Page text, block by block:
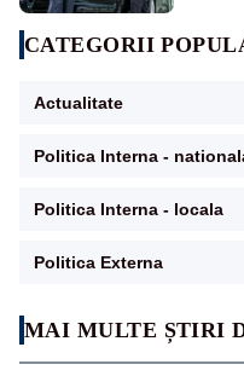
MAI MULTE ȘTIRI
CATEGORII
Actualitate
Politica Interna -
Politica Interna - locala
Politica Externa